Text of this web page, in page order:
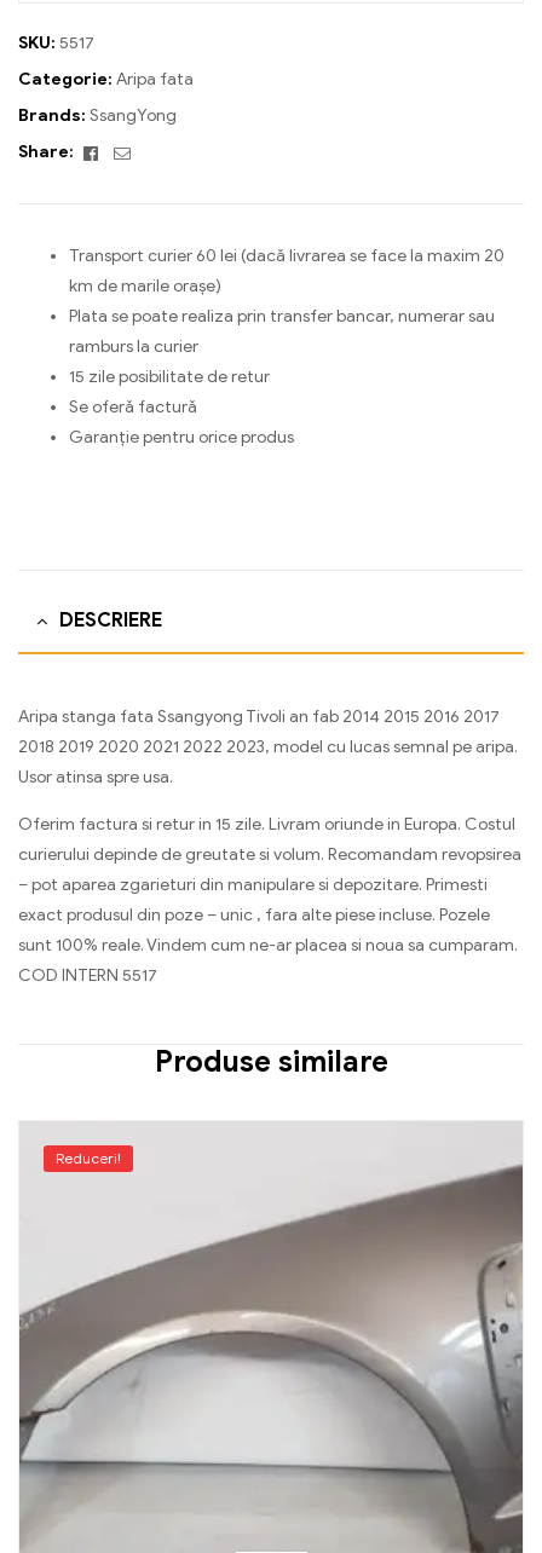
SKU: 5517
Categorie: Aripa fata
Brands: SsangYong
Share:
Facebook
Email
Transport curier 60 lei (dacă livrarea se face la maxim 20
km de marile orașe)
Plata se poate realiza prin transfer bancar, numerar sau
ramburs la curier
15 zile posibilitate de retur
Se oferă factură
Garanție pentru orice produs
DESCRIERE
Aripa stanga fata Ssangyong Tivoli an fab 2014 2015 2016 2017
2018 2019 2020 2021 2022 2023, model cu lucas semnal pe aripa.
Usor atinsa spre usa.
Oferim factura si retur in 15 zile. Livram oriunde in Europa. Costul
curierului depinde de greutate si volum. Recomandam revopsirea
– pot aparea zgarieturi din manipulare si depozitare. Primesti
exact produsul din poze – unic , fara alte piese incluse. Pozele
sunt 100% reale. Vindem cum ne-ar placea si noua sa cumparam.
COD INTERN 5517
Produse similare
Reduceri!